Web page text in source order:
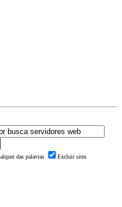
das palavras
Excluir sites